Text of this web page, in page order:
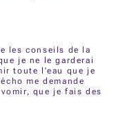
les conseils de la
je ne le garderai
toute l’eau que je
me demande
que je fais des